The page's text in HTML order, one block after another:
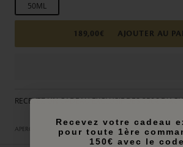
50ML
189,00€ AJOUTER AU
RECEVEZ UN CADEAU EXCLUSIF DES 250€
APERÇU
Recevez votre cadeau
pour toute 1ère
150€ avec le code